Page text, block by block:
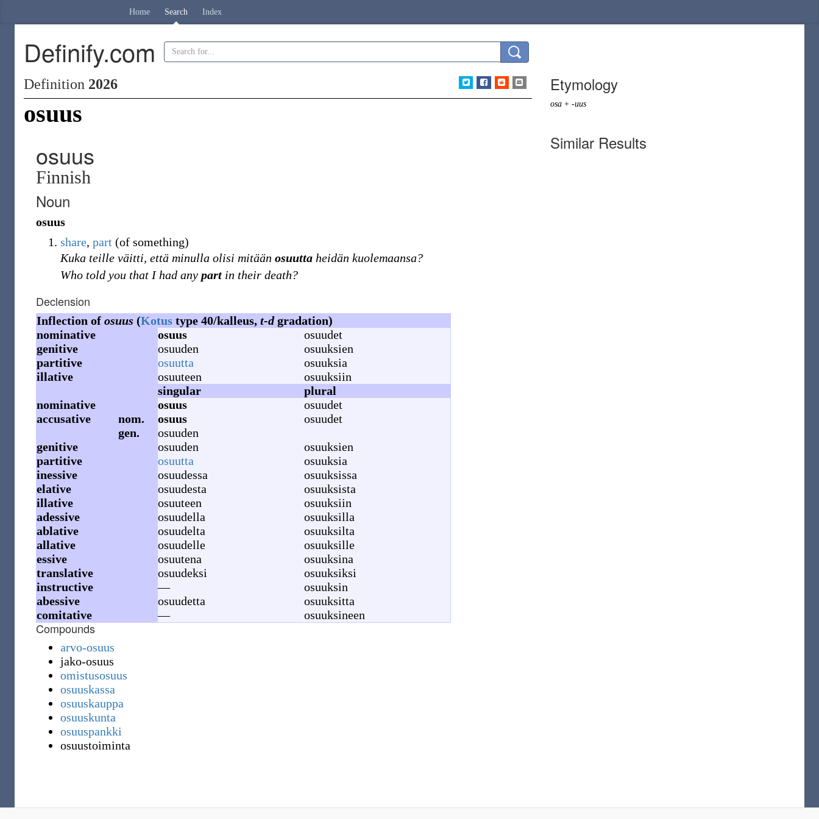
Home Search Index
Definify.com
Definition 2026
osuus
osuus
Finnish
Noun
osuus
share, part (of something)
Kuka teille väitti, että minulla olisi mitään osuutta heidän kuolemaansa?
Who told you that I had any part in their death?
Declension
Inflection of osuus (Kotus type 40/kalleus, t-dgradation)
nominative
osuus
osuudet
genitive
osuuden
osuuksien
partitive
osuutta
osuuksia
illative
osuuteen
osuuksiin
singular
plural
nominative
osuus
osuudet
accusative
nom. osuus
osuudet
gen.
osuuden
genitive
osuuden
osuuksien
partitive
osuutta
osuuksia
inessive
osuudessa
osuuksissa
elative
osuudesta
osuuksista
illative
osuuteen
osuuksiin
adessive
osuudella
osuuksilla
ablative
osuudelta
osuuksilta
allative
osuudelle
osuuksille
essive
osuutena
osuuksina
translative
osuudeksi
osuuksiksi
instructive
—
osuuksin
abessive
osuudetta
osuuksitta
comitative
— osuuksineen
Compounds
arvo-osuus
jako-osuus
omistusosuus
osuuskassa
osuuskauppa
osuuskunta
osuuspankki
osuustoiminta
Etymology
osa + -uus
Similar Results